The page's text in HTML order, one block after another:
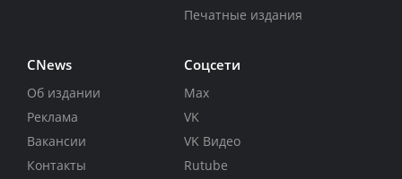
Печатные издания
CNews
Об издании
Реклама
Вакансии
Контакты
Соцсети
Max
VK
VK Видео
Rutube